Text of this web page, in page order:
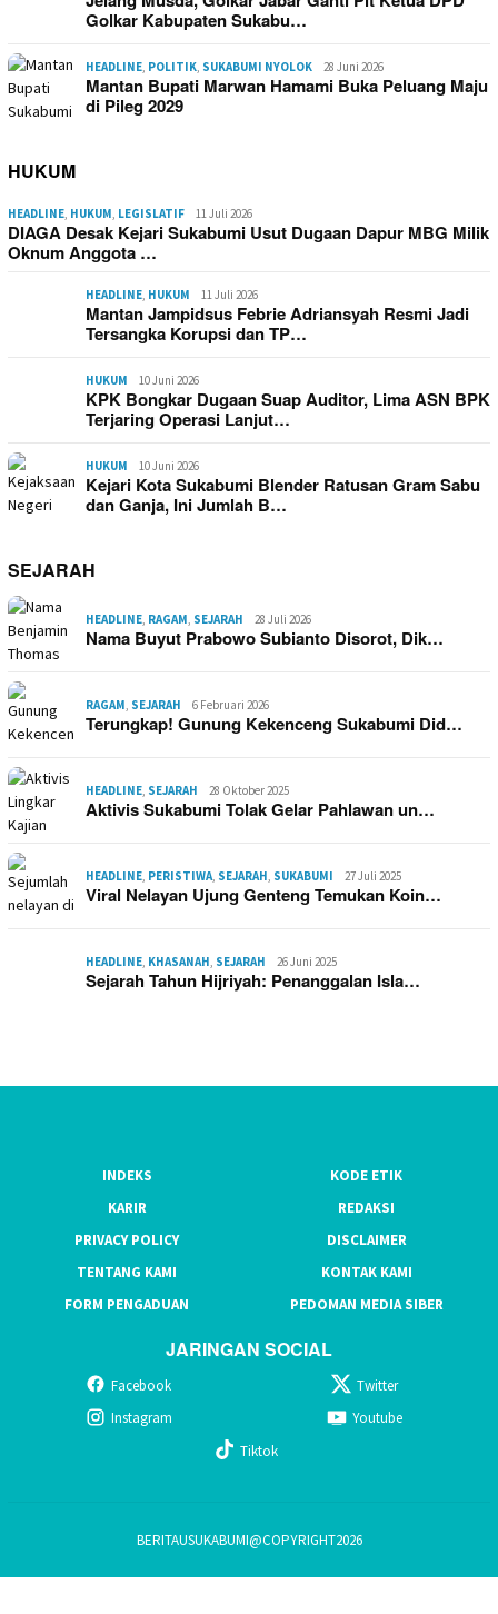
Golkar Kabupaten Sukabu…
HEADLINE, POLITIK, SUKABUMI NYOLOK 28 Juni 2026
Mantan Bupati Marwan Hamami Buka Peluang Maju
di Pileg 2029
HUKUM
HEADLINE, HUKUM, LEGISLATIF 11 Juli 2026
DIAGA Desak Kejari Sukabumi Usut Dugaan Dapur MBG Milik
Oknum Anggota …
HEADLINE, HUKUM 11 Juli 2026
Mantan Jampidsus Febrie Adriansyah Resmi Jadi
Tersangka Korupsi dan TP…
HUKUM 10 Juni 2026
KPK Bongkar Dugaan Suap Auditor, Lima ASN BPK
Terjaring Operasi Lanjut…
HUKUM 10 Juni 2026
Kejari Kota Sukabumi Blender Ratusan Gram Sabu
dan Ganja, Ini Jumlah B…
SEJARAH
HEADLINE, RAGAM, SEJARAH 28 Juli 2026
Nama Buyut Prabowo Subianto Disorot, Dik…
RAGAM, SEJARAH 6 Februari 2026
Terungkap! Gunung Kekenceng Sukabumi Did…
HEADLINE, SEJARAH 28 Oktober 2025
Aktivis Sukabumi Tolak Gelar Pahlawan un…
HEADLINE, PERISTIWA, SEJARAH, SUKABUMI 27 Juli 2025
Viral Nelayan Ujung Genteng Temukan Koin…
HEADLINE, KHASANAH, SEJARAH 26 Juni 2025
Sejarah Tahun Hijriyah: Penanggalan Isla…
INDEKS
KODE ETIK
KARIR
REDAKSI
PRIVACY POLICY
DISCLAIMER
TENTANG KAMI
KONTAK KAMI
FORM PENGADUAN
PEDOMAN MEDIA SIBER
JARINGAN SOCIAL
Facebook
Twitter
Instagram
Youtube
Tiktok
BERITAUSUKABUMI@COPYRIGHT2026